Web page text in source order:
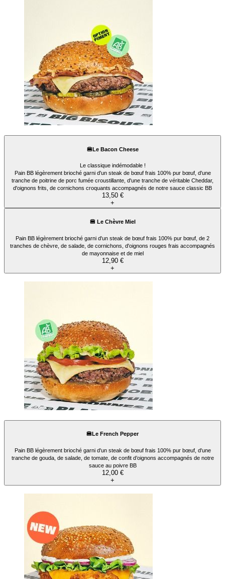
🍔Le Bacon Cheese
Le classique indémodable !
Pain BB légèrement brioché garni d'un steak de bœuf frais 100% pur bœuf, d'une
tranche de poitrine de porc fumée croustillante, d'une tranche de véritable Cheddar,
d'oignons frits, de cornichons croquants accompagnés de notre sauce classic BB
13,50 €
+
🍔 Le Chèvre Miel
Pain BB légèrement brioché garni d'un steak de bœuf frais 100% pur bœuf, de 2
tranches de chèvre, de salade, de cornichons, d'oignons rouges frais accompagnés
de mayonnaise et de miel
12,90 €
+
🍔Le French Pepper
Pain BB légèrement brioché garni d'un steak de bœuf frais 100% pur bœuf, d'une
tranche de gouda, de salade, de tomate, de confit d’oignons accompagnés de notre
sauce au poivre BB
12,00 €
+